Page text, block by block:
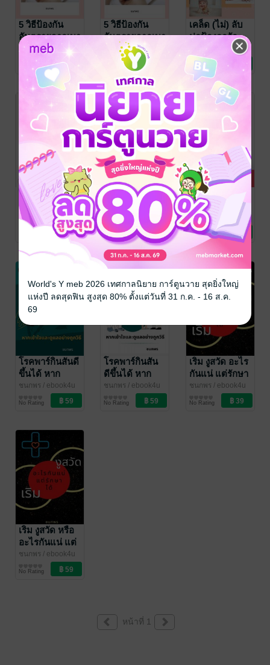
5 วิธีป้องกัน
อันตรายจากเบา
หวานขึ้นตา
(หนังสือเสียง)
ชนกพร/ ebook4u
สุขภาพ
No Rating
5 วิธีป้องกัน
อันตรายจากเบา
หวานขึ้นตา
ชนกพร/ ebook4u
สุขภาพ
No Rating
เคล็ด (ไม่) ลับ
ปกป้องลูกรัก
จากไวรัสร้าย
RSV (หนังสือ
เสียง)
ชนกพร
/ ebook4u
สุขภาพ
No Rating
เคล็ด (ไม่) ลับ
ปกป้องลูกรัก
จากไวรัสร้าย
RSV
ชนกพร/ ebook4u
แม่และเด็ก
Work from
home ทำงานที่
บ้าน ก็ผอมได้
(หนังสือเสียง)
ชนกพร
/ CH-ebook
สุขภาพ
No Rating
Work from
home ทำงานที่
บ้าน ก็ผอมได้
ชนกพร/ CH-ebook
สุขภาพ
No Rating
โรคพาร์กินสันดี
ขึ้นได้ หาก
เข้าใจและดูแล
อย่างถูกวิธี
(หนังสือเสียง)
ชนกพร / ebook4u
No Rating
โรคพาร์กินสัน
ดีขึ้นได้ หาก
เข้าใจและดูแล
อย่างถูกวิธี
ชนกพร / ebook4u
No Rating
เริม งูสวัด อะไร
กันแน่ แต่รักษา
ได้ (หนังสือ
ชนกพร/ ebook4u
No Rating
เริม งูสวัด หรือ
อะไรกันแน่ แต่
รักษาได้
ชนกพร / ebook4u
No Rating
หน้าที่ 1
World's Y meb 2026 เทศกาลนิยาย การ์ตูนวาย สุดยิ่งใหญ่
แห่งปี ลดสุดฟิน สูงสุด 80% ตั้งแต่วันที่ 31 ก.ค. - 16 ส.ค.
69